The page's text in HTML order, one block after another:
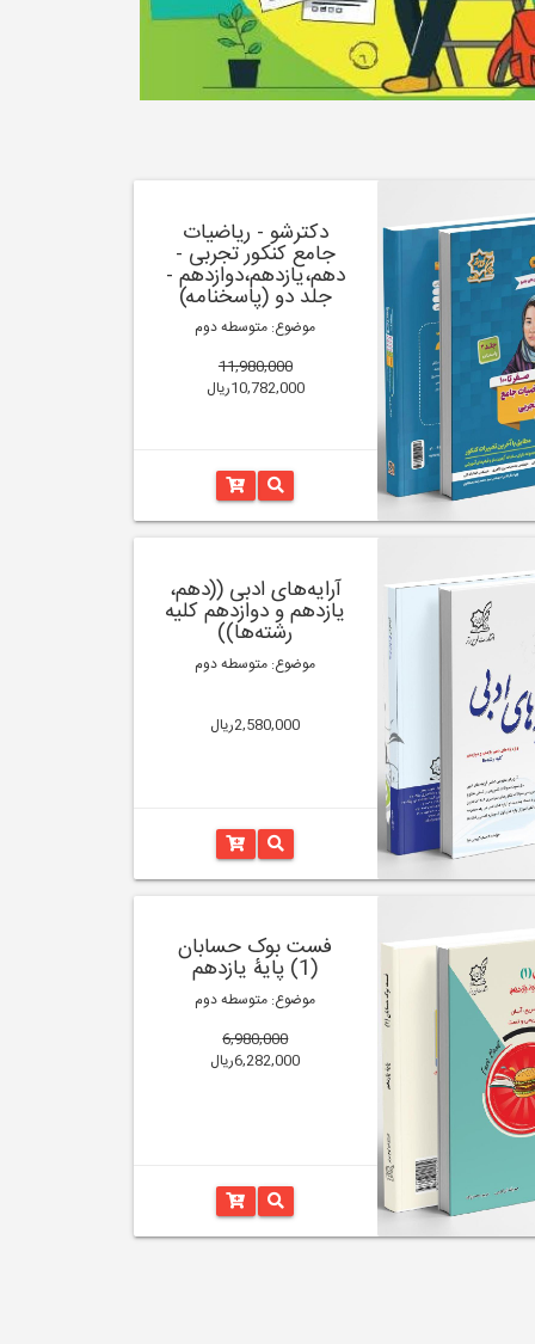
دکترشو - ریاضیات
جامع کنکور تجربی -
دهم،یازدهم،دوازدهم -
جلد دو (پاسخنامه)
موضوع: متوسطه دوم
11,980,000
10,782,000ریال
آرایه‌های ادبی ((دهم،
یازدهم و دوازدهم کلیه
رشته‌‌ها))
موضوع: متوسطه دوم
2,580,000ریال
فست بوک حسابان
(1) پایۀ یازدهم
موضوع: متوسطه دوم
6,980,000
6,282,000ریال